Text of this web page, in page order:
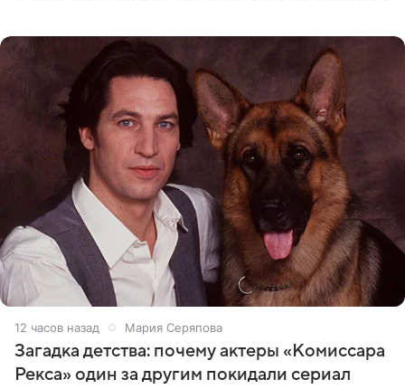
12 часов назад Мария Серяпова
Загадка детства: почему актеры «Комиссара
Рекса» один за другим покидали сериал